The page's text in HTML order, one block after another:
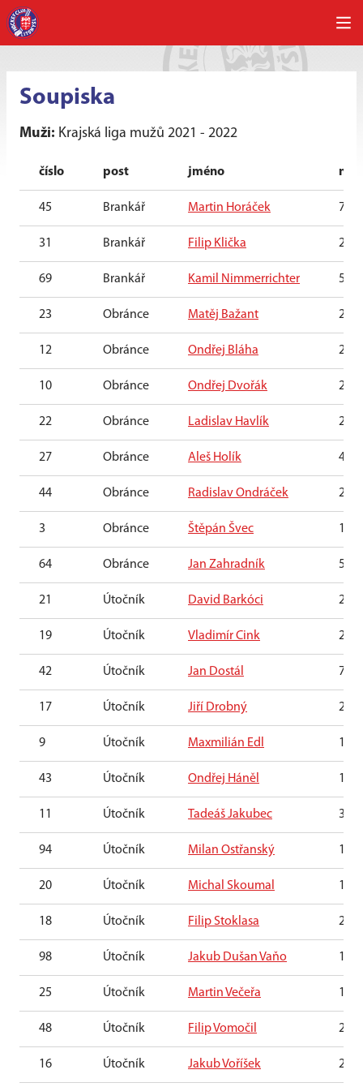
Soupiska
Muži: Krajská liga mužů 2021 - 2022
číslo post jméno
45 Brankář Martin Horáček 7. 8.
31 Brankář Filip Klička 21.
69 Brankář Kamil Nimmerrichter 5. 6.
23 Obránce Matěj Bažant 27.
12 Obránce Ondřej Bláha 22.
10 Obránce Ondřej Dvořák 22.
22 Obránce Ladislav Havlík 21.
27 Obránce Aleš Holík 4. 6.
44 Obránce Radislav Ondráček 23.
3 Obránce Štěpán Švec 18.
64 Obránce Jan Zahradník 5. 4.
21 Útočník David Barkóci 24.
19 Útočník Vladimír Cink 23.
42 Útočník Jan Dostál 7.
17 Útočník Jiří Drobný 20.
9 Útočník Maxmilián Edl 18.
43 Útočník Ondřej Háněl 17.
11 Útočník Tadeáš Jakubec 3. 2.
94 Útočník Milan Ostřanský
20 Útočník Michal Skoumal 18.
18 Útočník Filip Stoklasa 25.
98 Útočník Jakub Dušan Vaňo 15.
25 Útočník Martin Večeřa 1. 2.
48 Útočník Filip Vomočil 29.
16 Útočník Jakub Voříšek 22.